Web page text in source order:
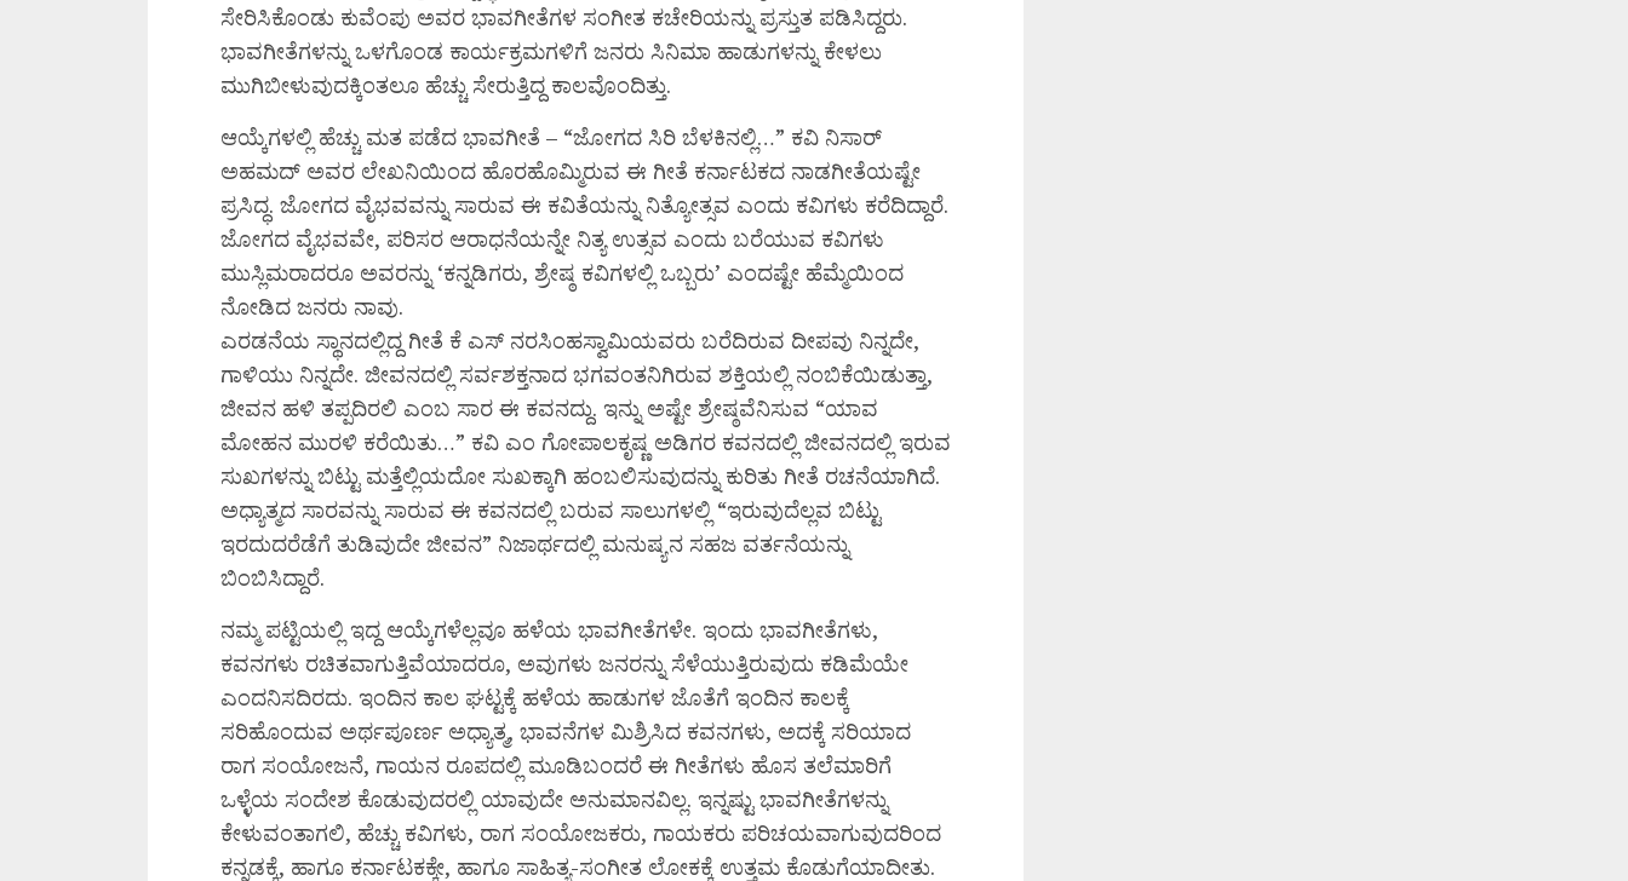
ಸೇರಿಸಿಕೊಂಡು ಕುವೆಂಪು ಅವರ ಭಾವಗೀತೆಗಳ ಸಂಗೀತ ಕಚೇರಿಯನ್ನು ಪ್ರಸ್ತುತ ಪಡಿಸಿದ್ದರು.
ಭಾವಗೀತೆಗಳನ್ನು ಒಳಗೊಂಡ ಕಾರ್ಯಕ್ರಮಗಳಿಗೆ ಜನರು ಸಿನಿಮಾ ಹಾಡುಗಳನ್ನು ಕೇಳಲು
ಮುಗಿಬೀಳುವುದಕ್ಕಿಂತಲೂ ಹೆಚ್ಚು ಸೇರುತ್ತಿದ್ದ ಕಾಲವೊಂದಿತ್ತು.
ಆಯ್ಕೆಗಳಲ್ಲಿ ಹೆಚ್ಚು ಮತ ಪಡೆದ ಭಾವಗೀತೆ – “ಜೋಗದ ಸಿರಿ ಬೆಳಕಿನಲ್ಲಿ…” ಕವಿ ನಿಸಾರ್
ಅಹಮದ್ ಅವರ ಲೇಖನಿಯಿಂದ ಹೊರಹೊಮ್ಮಿರುವ ಈ ಗೀತೆ ಕರ್ನಾಟಕದ ನಾಡಗೀತೆಯಷ್ಟೇ
ಪ್ರಸಿದ್ಧ. ಜೋಗದ ವೈಭವವನ್ನು ಸಾರುವ ಈ ಕವಿತೆಯನ್ನು ನಿತ್ಯೋತ್ಸವ ಎಂದು ಕವಿಗಳು ಕರೆದಿದ್ದಾರೆ.
ಜೋಗದ ವೈಭವವೇ, ಪರಿಸರ ಆರಾಧನೆಯನ್ನೇ ನಿತ್ಯ ಉತ್ಸವ ಎಂದು ಬರೆಯುವ ಕವಿಗಳು
ಮುಸ್ಲಿಮರಾದರೂ ಅವರನ್ನು ‘ಕನ್ನಡಿಗರು, ಶ್ರೇಷ್ಠ ಕವಿಗಳಲ್ಲಿ ಒಬ್ಬರು’ ಎಂದಷ್ಟೇ ಹೆಮ್ಮೆಯಿಂದ
ನೋಡಿದ ಜನರು ನಾವು.
ಎರಡನೆಯ ಸ್ಥಾನದಲ್ಲಿದ್ದ ಗೀತೆ ಕೆ ಎಸ್ ನರಸಿಂಹಸ್ವಾಮಿಯವರು ಬರೆದಿರುವ ದೀಪವು ನಿನ್ನದೇ,
ಗಾಳಿಯು ನಿನ್ನದೇ. ಜೀವನದಲ್ಲಿ ಸರ್ವಶಕ್ತನಾದ ಭಗವಂತನಿಗಿರುವ ಶಕ್ತಿಯಲ್ಲಿ ನಂಬಿಕೆಯಿಡುತ್ತಾ,
ಜೀವನ ಹಳಿ ತಪ್ಪದಿರಲಿ ಎಂಬ ಸಾರ ಈ ಕವನದ್ದು. ಇನ್ನು ಅಷ್ಟೇ ಶ್ರೇಷ್ಠವೆನಿಸುವ “ಯಾವ
ಮೋಹನ ಮುರಳಿ ಕರೆಯಿತು…” ಕವಿ ಎಂ ಗೋಪಾಲಕೃಷ್ಣ ಅಡಿಗರ ಕವನದಲ್ಲಿ ಜೀವನದಲ್ಲಿ ಇರುವ
ಸುಖಗಳನ್ನು ಬಿಟ್ಟು ಮತ್ತೆಲ್ಲಿಯದೋ ಸುಖಕ್ಕಾಗಿ ಹಂಬಲಿಸುವುದನ್ನು ಕುರಿತು ಗೀತೆ ರಚನೆಯಾಗಿದೆ.
ಅಧ್ಯಾತ್ಮದ ಸಾರವನ್ನು ಸಾರುವ ಈ ಕವನದಲ್ಲಿ ಬರುವ ಸಾಲುಗಳಲ್ಲಿ “ಇರುವುದೆಲ್ಲವ ಬಿಟ್ಟು
ಇರದುದರೆಡೆಗೆ ತುಡಿವುದೇ ಜೀವನ” ನಿಜಾರ್ಥದಲ್ಲಿ ಮನುಷ್ಯನ ಸಹಜ ವರ್ತನೆಯನ್ನು
ಬಿಂಬಿಸಿದ್ದಾರೆ.
ನಮ್ಮ ಪಟ್ಟಿಯಲ್ಲಿ ಇದ್ದ ಆಯ್ಕೆಗಳೆಲ್ಲವೂ ಹಳೆಯ ಭಾವಗೀತೆಗಳೇ. ಇಂದು ಭಾವಗೀತೆಗಳು,
ಕವನಗಳು ರಚಿತವಾಗುತ್ತಿವೆಯಾದರೂ, ಅವುಗಳು ಜನರನ್ನು ಸೆಳೆಯುತ್ತಿರುವುದು ಕಡಿಮೆಯೇ
ಎಂದನಿಸದಿರದು. ಇಂದಿನ ಕಾಲ ಘಟ್ಟಕ್ಕೆ ಹಳೆಯ ಹಾಡುಗಳ ಜೊತೆಗೆ ಇಂದಿನ ಕಾಲಕ್ಕೆ
ಸರಿಹೊಂದುವ ಅರ್ಥಪೂರ್ಣ ಅಧ್ಯಾತ್ಮ, ಭಾವನೆಗಳ ಮಿಶ್ರಿಸಿದ ಕವನಗಳು, ಅದಕ್ಕೆ ಸರಿಯಾದ
ರಾಗ ಸಂಯೋಜನೆ, ಗಾಯನ ರೂಪದಲ್ಲಿ ಮೂಡಿಬಂದರೆ ಈ ಗೀತೆಗಳು ಹೊಸ ತಲೆಮಾರಿಗೆ
ಒಳ್ಳೆಯ ಸಂದೇಶ ಕೊಡುವುದರಲ್ಲಿ ಯಾವುದೇ ಅನುಮಾನವಿಲ್ಲ. ಇನ್ನಷ್ಟು ಭಾವಗೀತೆಗಳನ್ನು
ಕೇಳುವಂತಾಗಲಿ, ಹೆಚ್ಚು ಕವಿಗಳು, ರಾಗ ಸಂಯೋಜಕರು, ಗಾಯಕರು ಪರಿಚಯವಾಗುವುದರಿಂದ
ಕನ್ನಡಕ್ಕೆ, ಹಾಗೂ ಕರ್ನಾಟಕಕ್ಕೇ, ಹಾಗೂ ಸಾಹಿತ್ಯ-ಸಂಗೀತ ಲೋಕಕ್ಕೆ ಉತ್ತಮ ಕೊಡುಗೆಯಾದೀತು.